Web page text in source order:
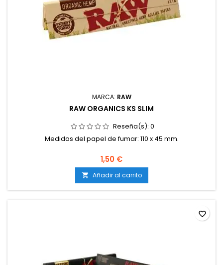
MARCA: RAW
RAW ORGANICS KS SLIM
Reseña(s): 0
Medidas del papel de fumar: 110 x 45 mm.
1,50 €
 Añadir al carrito
favorite_border